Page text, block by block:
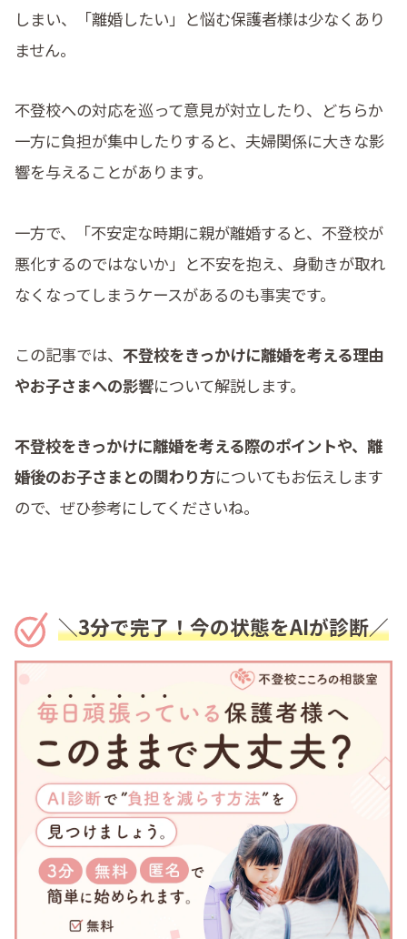
しまい、「離婚したい」と悩む保護者様は少なくあり
ません。
不登校への対応を巡って意見が対立したり、どちらか
一方に負担が集中したりすると、夫婦関係に大きな影
響を与えることがあります。
一方で、「不安定な時期に親が離婚すると、不登校が
悪化するのではないか」と不安を抱え、身動きが取れ
なくなってしまうケースがあるのも事実です。
この記事では、不登校をきっかけに離婚を考える理由
やお子さまへの影響について解説します。
不登校をきっかけに離婚を考える際のポイントや、離
婚後のお子さまとの関わり方についてもお伝えします
ので、ぜひ参考にしてくださいね。
＼3分で完了！今の状態をAIが診断／